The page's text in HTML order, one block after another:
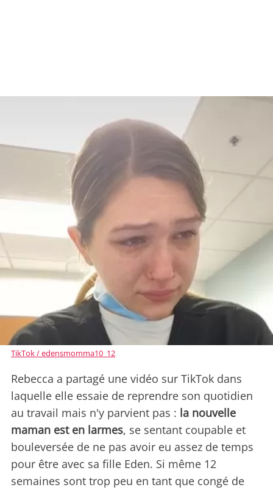
TikTok / edensmomma10_12
Rebecca a partagé une vidéo sur TikTok dans
laquelle elle essaie de reprendre son quotidien
au travail mais n'y parvient pas : la nouvelle
maman est en larmes, se sentant coupable et
bouleversée de ne pas avoir eu assez de temps
pour être avec sa fille Eden. Si même 12
semaines sont trop peu en tant que congé de